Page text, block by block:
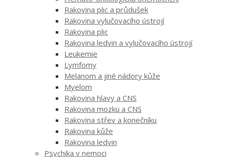
Rakovina plic a průdušek
Rakovina vylučovacího ústrojí
Rakovina plic
Rakovina ledvin a vylučovacího ústrojí
Leukemie
Lymfomy
Melanom a jiné nádory kůže
Myelom
Rakovina hlavy a CNS
Rakovina mozku a CNS
Rakovina střev a konečníku
Rakovina kůže
Rakovina ledvin
Psychika v nemoci